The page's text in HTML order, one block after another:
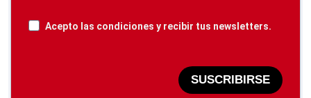
Acepto las condiciones y recibir tus newsletters.
SUSCRIBIRSE